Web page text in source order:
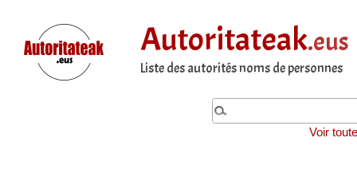
Autoritateak.eus
Liste des autorités noms de personnes
Voir